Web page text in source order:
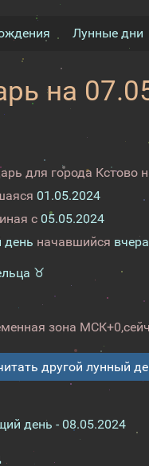
Лунные дни
на
для города Кстово
01.05.2024
с 05.05.2024
день начавшийся вчера
♉
зона МСК+0,
другой лунный
день - 08.05.2024